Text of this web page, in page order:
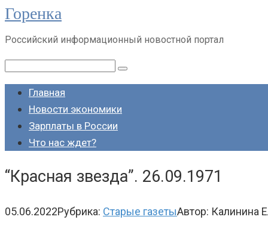
Перейти
контенту
Горенка
Российский информационный новостной портал
Поиск:
Главная
Новости экономики
Зарплаты в России
Что нас ждет?
“Красная звезда”. 26.09.1971
05.06.2022Рубрика: Старые газетыАвтор: Калинина